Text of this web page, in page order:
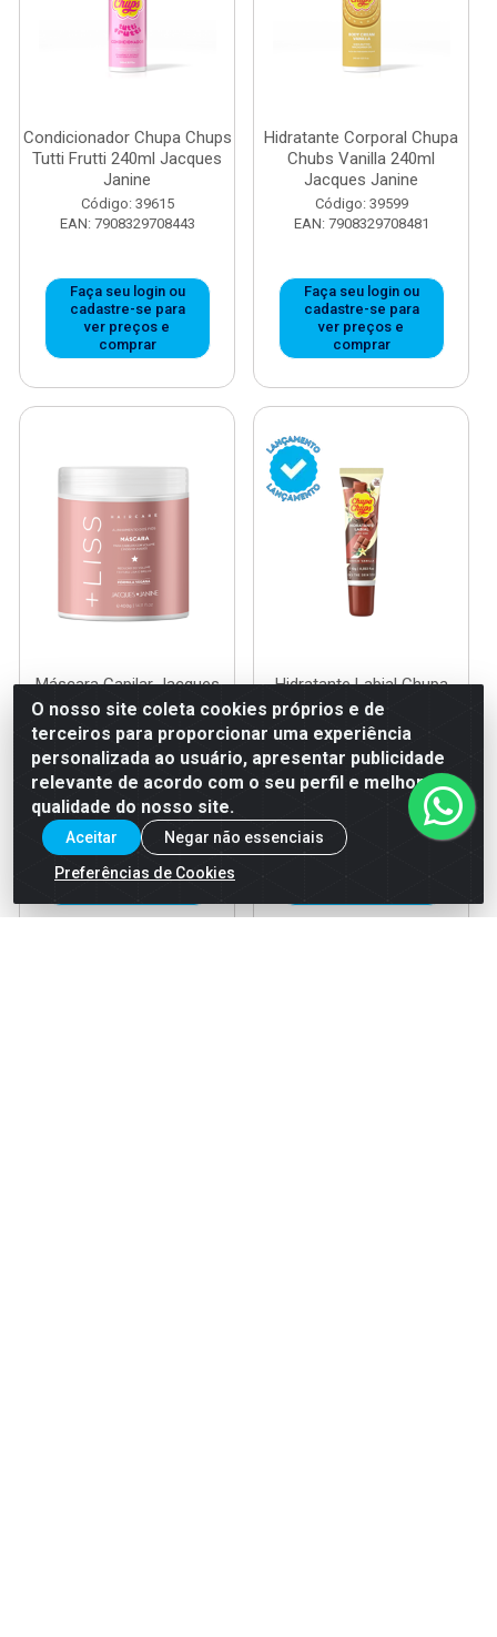
Condicionador Chupa Chups
Tutti Frutti 240ml Jacques
Janine
Código: 39615
EAN: 7908329708443
Faça seu login ou
cadastre-se para
ver preços e
comprar
Hidratante Corporal Chupa
Chubs Vanilla 240ml
Jacques Janine
Código: 39599
EAN: 7908329708481
Faça seu login ou
cadastre-se para
ver preços e
comprar
Máscara Capilar Jacques
Janine Hair Care Liss 400g
Código: 37329
EAN: 7908329704339
Faça seu login ou
cadastre-se para
ver preços e
Hidratante Labial Chupa
Chups Cartucho The Skin
Soul - Choco...
Código: 39025
EAN: 7908329706661
Faça seu login ou
cadastre-se para
O nosso site coleta cookies próprios e de
terceiros para proporcionar uma experiência
personalizada ao usuário, apresentar publicidade
relevante de acordo com o seu perfil e melhorar a
qualidade do nosso site.
Aceitar
Negar não essenciais
Preferências de Cookies